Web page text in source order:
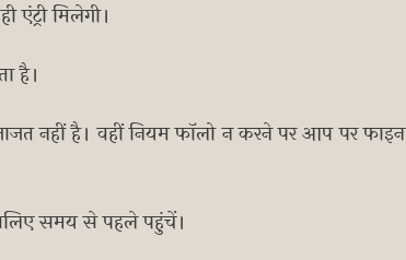
एंट्री मिलेगी।
है।
नहीं है। वहीं नियम फॉलो न करने पर आप पर फाइन
समय से पहले पहुंचें।